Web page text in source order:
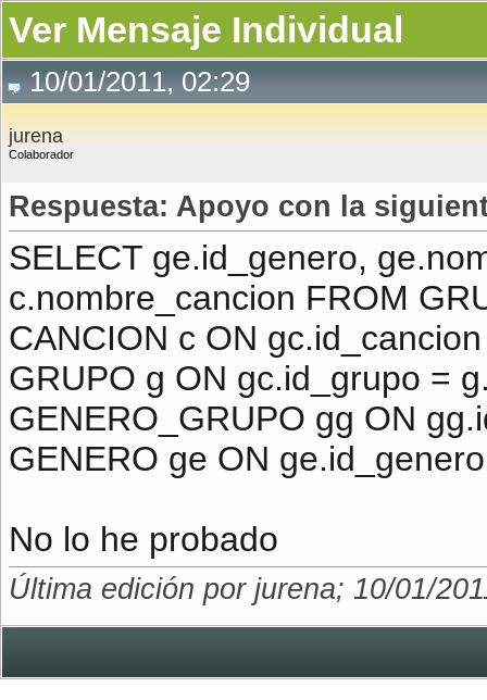
Ver Mensaje Individual
10/01/2011, 02:29
jurena
Colaborador
Respuesta: Apoyo con la
SELECT ge.id_genero,
c.nombre_cancion FROM
CANCION c ON
GRUPO g ON gc.id_grupo =
GENERO_GRUPO gg ON
GENERO ge ON
No lo he probado
Última edición por jurena; 10/01/